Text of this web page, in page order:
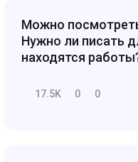
Можно
Нужно ли писать
находятся
17.5K 0 0